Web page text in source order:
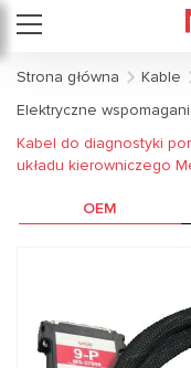
Strona główna
Kable
Elektryczne
Kabel do diagnostyki
układu kierowniczego
OEM